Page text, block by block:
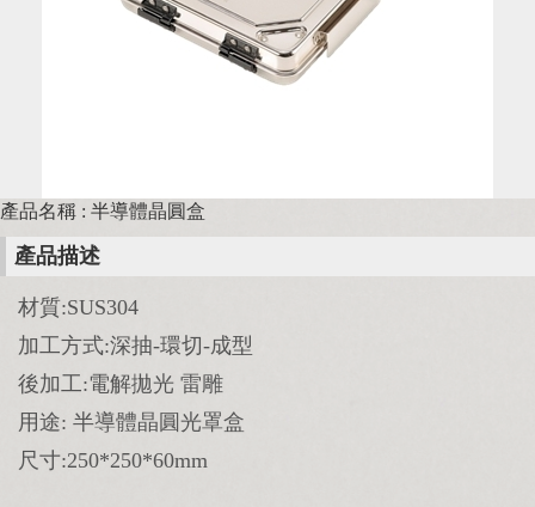
產品名稱 : 半導體晶圓盒
產品描述
材質:SUS304
加工方式:深抽-環切-成型
後加工:電解拋光 雷雕
用途: 半導體晶圓光罩盒
尺寸:250*250*60mm